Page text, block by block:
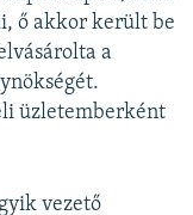
ő akkor került be
a
üzletemberként
vezető